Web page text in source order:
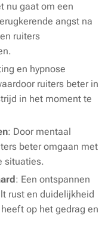
nu gaat om een
angst na
ruiters
en hypnose
ruiters beter in
in het moment te
: Door mentaal
beter omgaan met
situaties.
: Een ontspannen
rust en duidelijkheid
op het gedrag en